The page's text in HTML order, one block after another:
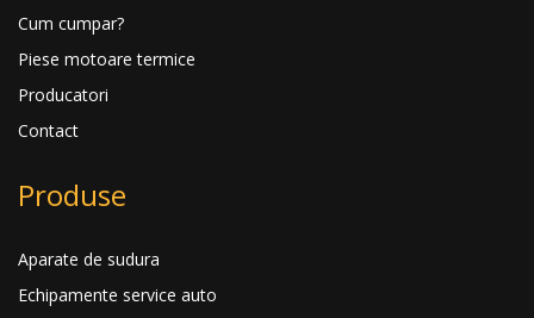
Cum cumpar?
Piese motoare termice
Producatori
Contact
Produse
Aparate de sudura
Echipamente service auto